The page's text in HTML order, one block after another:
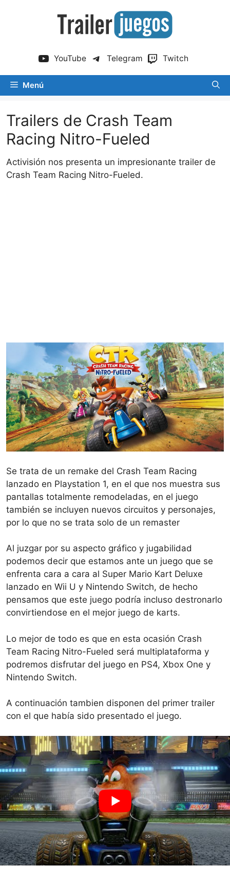
YouTube Telegram Twitch
Menú
Trailers de Crash Team
Racing Nitro-Fueled
Activisión nos presenta un impresionante trailer de
Crash Team Racing Nitro-Fueled.
Se trata de un remake del Crash Team Racing
lanzado en Playstation 1, en el que nos muestra sus
pantallas totalmente remodeladas, en el juego
también se incluyen nuevos circuitos y personajes,
por lo que no se trata solo de un remaster
Al juzgar por su aspecto gráfico y jugabilidad
podemos decir que estamos ante un juego que se
enfrenta cara a cara al Super Mario Kart Deluxe
lanzado en Wii U y Nintendo Switch, de hecho
pensamos que este juego podría incluso destronarlo
convirtiendose en el mejor juego de karts.
Lo mejor de todo es que en esta ocasión Crash
Team Racing Nitro-Fueled será multiplataforma y
podremos disfrutar del juego en PS4, Xbox One y
Nintendo Switch.
A continuación tambien disponen del primer trailer
con el que había sido presentado el juego.